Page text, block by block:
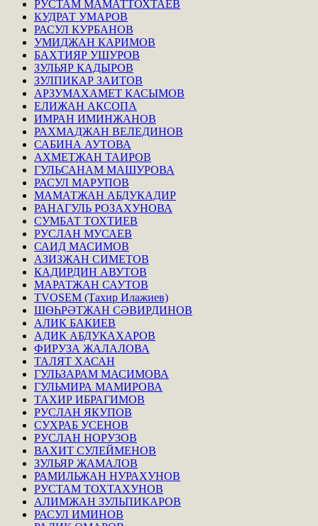
РУСТАМ МАМАТТОХТАЕВ
КУДРАТ УМАРОВ
РАСУЛ КУРБАНОВ
УМИДЖАН КАРИМОВ
БАХТИЯР УШУРОВ
ЗУЛЬЯР КАДЫРОВ
ЗУЛПИКАР ЗАИТОВ
АРЗУМАХАМЕТ КАСЫМОВ
ЕЛИЖАН АКСОПА
ИМРАН ИМИНЖАНОВ
РАХМАДЖАН ВЕЛЕДИНОВ
САБИНА АУТОВА
АХМЕТЖАН ТАИРОВ
ГУЛЬСАНАМ МАШУРОВА
РАСУЛ МАРУПОВ
МАМАТЖАН АБДУКАДИР
РАНАГУЛЬ РОЗАХУНОВА
СУМБАТ ТОХТИЕВ
РУСЛАН МУСАЕВ
САИД МАСИМОВ
АЗИЗЖАН СИМЕТОВ
КАДИРДИН АВУТОВ
МАРАТЖАН САУТОВ
TVOSEM (Тахир Илажиев)
ШӨҺРӘТЖАН СӘВИРДИНОВ
АЛИК БАКИЕВ
АДИК АБДУКАХАРОВ
ФИРУЗА ЖАЛАЛОВА
ТАЛЯТ ХАСАН
ГУЛЬЗАРАМ МАСИМОВА
ГУЛЬМИРА МАМИРОВА
ТАХИР ИБРАГИМОВ
РУСЛАН ЯКУПОВ
СУХРАБ УСЕНОВ
РУСЛАН НОРУЗОВ
ВАХИТ СУЛЕЙМЕНОВ
ЗУЛЬЯР ЖАМАЛОВ
РАМИЛЬЖАН НУРАХУНОВ
РУСТАМ ТОХТАХУНОВ
АЛИМЖАН ЗУЛЬПИКАРОВ
РАСУЛ ИМИНОВ